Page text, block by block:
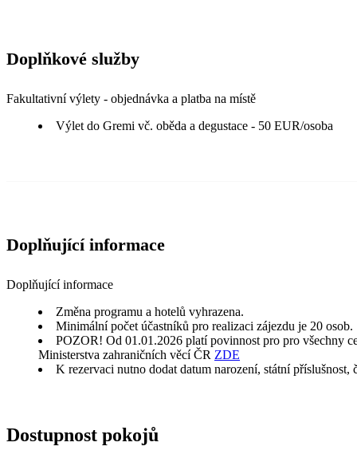
Doplňkové služby
Fakultativní výlety - objednávka a platba na místě
Výlet do Gremi vč. oběda a degustace - 50 EUR/osoba
Doplňující informace
Doplňující informace
Změna programu a hotelů vyhrazena.
Minimální počet účastníků pro realizaci zájezdu je 20 osob.
POZOR! Od 01.01.2026 platí povinnost pro pro všechny
Ministerstva zahraničních věcí ČR ZDE
K rezervaci nutno dodat datum narození, státní
Dostupnost pokojů